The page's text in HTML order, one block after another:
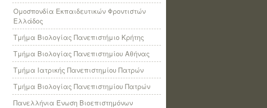
Ομοσπονδία Εκπαιδευτικών Φροντιστών
Ελλάδος
Τμήμα Βιολογίας Πανεπιστήμιο Κρήτης
Τμήμα Βιολογίας Πανεπιστημίου Αθήνας
Τμήμα Ιατρικής Πανεπιστημίου Πατρών
Τμήμα Βιολογίας Πανεπιστημίου Πατρών
Πανελλήνια Ένωση Βιοεπιστημόνων